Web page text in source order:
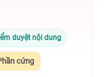
duyệt nội dung
cứng